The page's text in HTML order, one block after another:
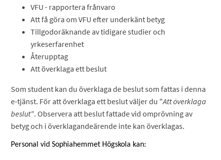
VFU - rapportera frånvaro
Att få göra om VFU efter underkänt betyg
Tillgodoräknande av tidigare studier och
yrkeserfarenhet
Återupptag
Att överklaga ett beslut
Som student kan du överklaga de beslut som fattas i denna
e-tjänst. För att överklaga ett beslut väljer du "Att överklaga
beslut". Observera att beslut fattade vid omprövning av
betyg och i överklagandeärende inte kan överklagas.
Personal vid Sophiahemmet Högskola kan: